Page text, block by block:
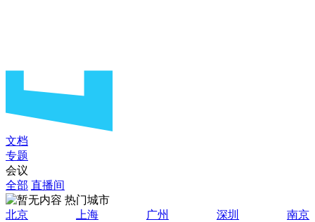
文档
专题
会议
全部 直播间
热门城市
北京
上海 广州 深圳
南京